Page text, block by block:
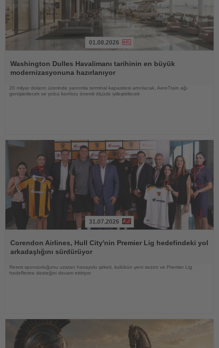
Oku
01.08.2026
Washington Dulles Havalimanı tarihinin en büyük
modernizasyonuna hazırlanıyor
20 milyar doların üzerinde yatırımla terminal kapasitesi artırılacak, AeroTrain ağı
genişletilecek ve yolcu konforu önemli ölçüde iyileştirilecek
Oku
31.07.2026
Corendon Airlines, Hull City'nin Premier Lig hedefindeki yol
arkadaşlığını sürdürüyor
Resmi sponsorluğunu uzatan havayolu şirketi, kulübün yeni sezon ve Premier Lig
hedeflerine desteğini devam ettiriyor